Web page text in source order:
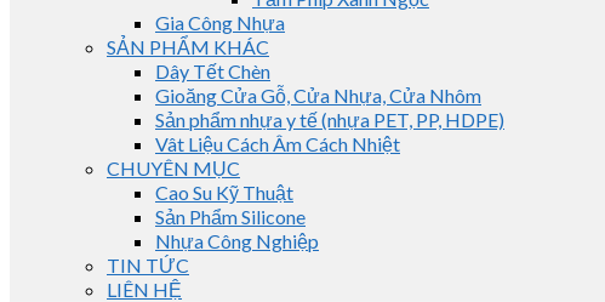
Gia Công Nhựa
SẢN PHẨM KHÁC
Dây Tết Chèn
Gioăng Cửa Gỗ, Cửa Nhựa, Cửa Nhôm
Sản phẩm nhựa y tế (nhựa PET, PP, HDPE)
Vât Liệu Cách Âm Cách Nhiệt
CHUYÊN MỤC
Cao Su Kỹ Thuật
Sản Phẩm Silicone
Nhựa Công Nghiệp
TIN TỨC
LIÊN HỆ